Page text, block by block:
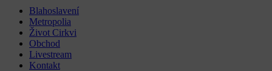
Blahoslavení
Metropolia
Život Cirkvi
Obchod
Livestream
Kontakt